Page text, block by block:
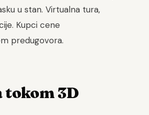
u stan. Virtualna tura,
Kupci cene
predugovora.
tokom 3D